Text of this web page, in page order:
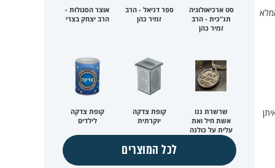
סט ארכיאולוגיה
תנ"כית - הרב
זמיר כהן
ספר דניאל - הרב
זמיר כהן
אוצר הסגולות -
הרב יצחק בצרי
שרשרת ננו
אשת חיל ואת
עלית על כולנה
קופת צדקה
יוקרתית
קופת צדקה
לילדים
לכל המוצרים